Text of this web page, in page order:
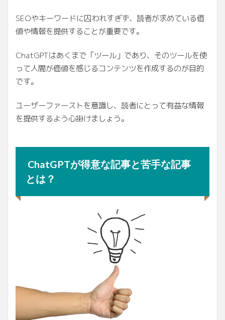
SEOやキーワードに囚われすぎず、読者が求めている価
値や情報を提供することが重要です。
ChatGPTはあくまで「ツール」であり、そのツールを使
って人間が価値を感じるコンテンツを作成するのが目的
です。
ユーザーファーストを意識し、読者にとって有益な情報
を提供するよう心掛けましょう。
ChatGPTが得意な記事と苦手な記事
とは？